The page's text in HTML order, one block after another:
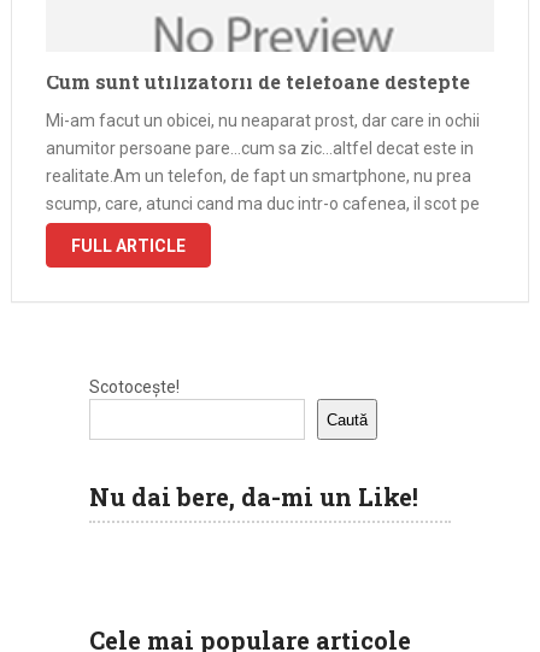
Cum sunt utilizatorii de telefoane destepte
Mi-am facut un obicei, nu neaparat prost, dar care in ochii
anumitor persoane pare…cum sa zic…altfel decat este in
realitate.Am un telefon, de fapt un smartphone, nu prea
scump, care, atunci cand ma duc intr-o cafenea, il scot pe
masa. Gestul e interpretat de unele persoane …
FULL ARTICLE
Scotocește!
Caută
Nu dai bere, da-mi un Like!
Cele mai populare articole